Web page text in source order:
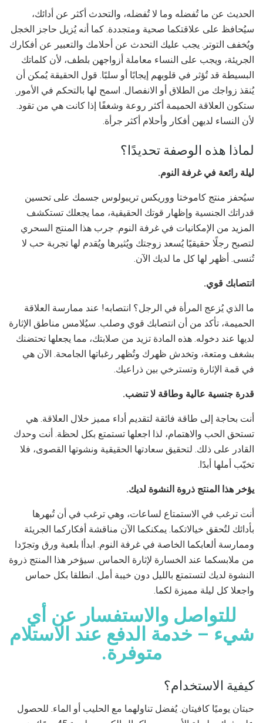
الحديث عن ما تُفضله وما لا تُفضله، والتحدث أكثر عن أدائك،
سيُحافظ على علاقتكما صحية ومتجددة. كما أنه يُزيل حاجز الخجل
ويُخفف التوتر. يجب عليك التحدث عن أحلامك والتعبير عن أفكارك
الجريئة، ويجب على النساء معاملة أزواجهن بلطف، لأن كلماتك
البسيطة قد تُؤثر في قلوبهم إيجابًا أو سلبًا. قول الحقيقة يُمكن أن
يُنقذ زواجك من الطلاق أو الانفصال. اسمح لها بالتحكم في الأمور.
ستكون العلاقة الحميمة أكثر روعة وشغفًا إذا كانت هي من تقود.
لأن النساء لديهن أفكار وأحلام أكثر جرأة.
لماذا هذه الوصفة تحديدًا؟
ليلة رائعة في غرفة النوم.
سيُحفز منتج كاموختا ووريكس تريبولوس جسمك على تحسين
قدراتك الجنسية وإظهار قوتك الحقيقية، مما يجعلك تستكشف
المزيد من الإمكانيات في غرفة النوم. جرب هذا المنتج السحري
لتصبح رجلًا حقيقيًا يُسعد زوجتك ويُثيرها ويُقدم لها تجربة حب لا
تُنسى. أظهر لها كل ما لديك الآن.
انتصابك قوي.
ما الذي يُزعج المرأة في الرجل؟ انتصابه! عند ممارسة العلاقة
الحميمة، تأكد من أن انتصابك قوي وصلب. سيُلامس مناطق الإثارة
لديها عند دخوله. هذه المادة تزيد من صلابتك، مما يجعلها تحتضنك
بشغف ومتعة، وتخدش ظهرك وتُظهر رغباتها الجامحة. الآن هي
في قمة الإثارة وتسترخي بين ذراعيك.
قدرة جنسية عالية وطاقة لا تنضب.
أنت بحاجة إلى طاقة فائقة لتقديم أداء مميز خلال العلاقة. هي
تستحق الحب والاهتمام، لذا اجعلها تستمتع بكل لحظة. أنت وحدك
القادر على ذلك. لتحقيق سعادتها الحقيقية ونشوتها القصوى، فلا
تخيّب أملها أبدًا.
يؤخر هذا المنتج ذروة النشوة لديك.
أنت ترغب في الاستمتاع لساعات، وهي ترغب في أن تُبهرها
بأدائك لتُحقق خيالاتكما. يمكنكما الآن مناقشة أفكاركما الجريئة
وممارسة ألعابكما الخاصة في غرفة النوم. ابدأا بلعبة ورق وتجرّدا
من ملابسكما عند الخسارة لإثارة الحماس. سيؤخر هذا المنتج ذروة
النشوة لديك لتستمتع بالليل دون خيبة أمل. انطلقا بكل حماس
واجعلا كل ليلة مميزة لكما.
للتواصل والاستفسار عن أي
شيء – خدمة الدفع عند الاستلام
متوفرة.
كيفية الاستخدام؟
حبتان يوميًا كافيتان. يُفضل تناولهما مع الحليب أو الماء. للحصول